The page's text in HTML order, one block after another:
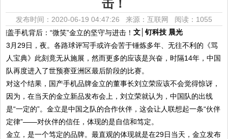
击！
发布时间：2020-06-19 04:47:26 来源：互联网 阅读：1055
文│钉科技 晨光
3月29日，夜。各路球评写手或许会苦于锤炼多年、无往不利的《骂
人宝典》此刻竟无从施展，然而更多的应该是兴奋，时隔14年，中国
队再度进入了世预赛亚洲区最后阶段的比赛。
对这个结果，国产手机品牌金立的董事长刘立荣应该不会觉得惊讶，
因为，在当天的金立新品发布会上，刘立荣就认为，中国队的出线
是“一定的”。金立是中国之队的合作伙伴，这会让人联想起一条“伙伴
定律”——对伙伴的信任，体现的是自信和笃定。
金立，是一个笃定的品牌。最直观的体现就是在29日当天，金立发布